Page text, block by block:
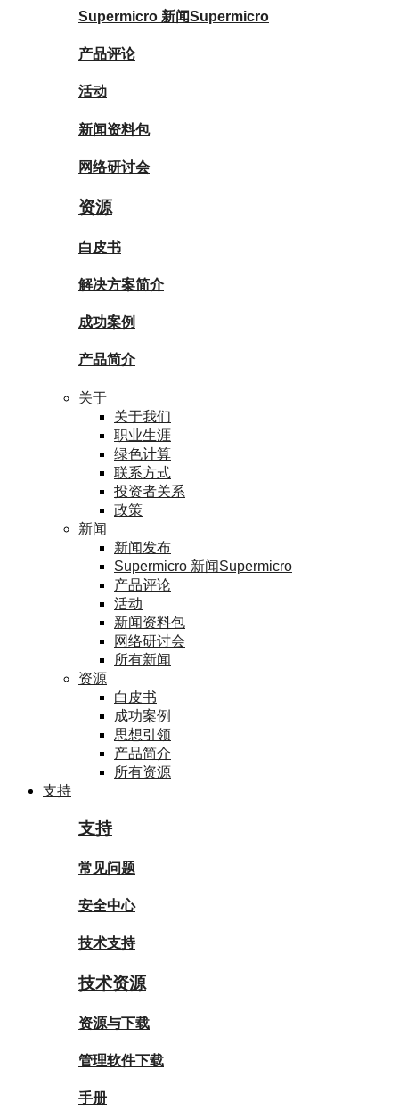
Supermicro 新闻Supermicro
产品评论
活动
新闻资料包
网络研讨会
资源
白皮书
解决方案简介
成功案例
产品简介
关于
关于我们
职业生涯
绿色计算
联系方式
投资者关系
政策
新闻
新闻发布
Supermicro 新闻Supermicro
产品评论
活动
新闻资料包
网络研讨会
所有新闻
资源
白皮书
成功案例
思想引领
产品简介
所有资源
支持
支持
常见问题
安全中心
技术支持
技术资源
资源与下载
管理软件下载
手册